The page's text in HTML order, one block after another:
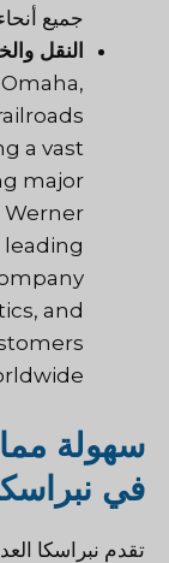
جميع
النقل
a vast
major
Werner
leading
and
سهولة
في
تقدم نبراسكا